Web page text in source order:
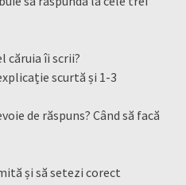
căruia îi scrii?
scurtă și 1-3
de răspuns? Când să facă
și să setezi corect